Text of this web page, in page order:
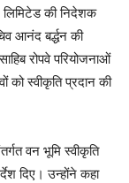
लिमिटेड की निदेशक
आनंद बर्द्धन की
रोपवे परियोजनाओं
को स्वीकृति प्रदान की
वन भूमि स्वीकृति
दिए। उन्होंने कहा